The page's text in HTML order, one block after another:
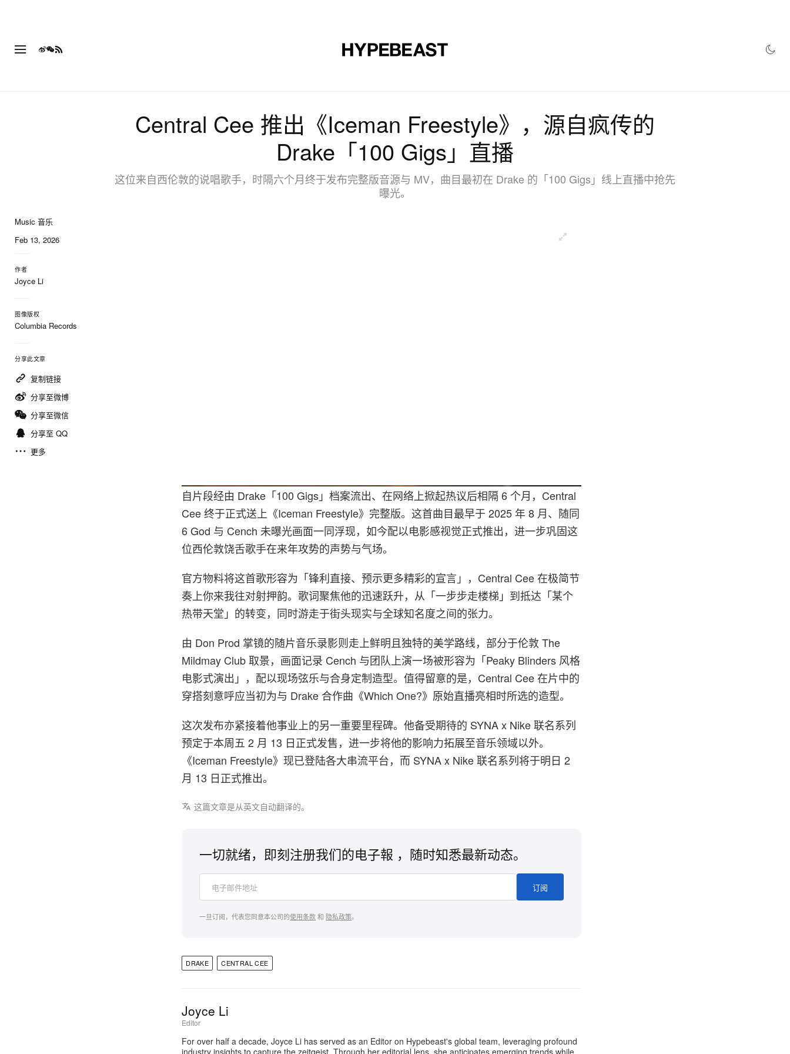
Central Cee 推出《Iceman Freestyle》，源自疯传的
Drake「100 Gigs」直播
这位来自西伦敦的说唱歌手，时隔六个月终于发布完整版音源与 MV，曲目最初在 Drake 的「100 Gigs」线上直播中抢先
曝光。
Music 音乐
Feb 13, 2026
作者
Joyce Li
图像版权
Columbia Records
分享此文章
复制链接
分享至微博
分享至微信
分享至 QQ
更多
自片段经由 Drake「100 Gigs」档案流出、在网络上掀起热议后相隔 6 个月，Central
Cee 终于正式送上《Iceman Freestyle》完整版。这首曲目最早于 2025 年 8 月、随同
6 God 与 Cench 未曝光画面一同浮现，如今配以电影感视觉正式推出，进一步巩固这
位西伦敦饶舌歌手在来年攻势的声势与气场。
官方物料将这首歌形容为「锋利直接、预示更多精彩的宣言」，Central Cee 在极简节
奏上你来我往对射押韵。歌词聚焦他的迅速跃升，从「一步步走楼梯」到抵达「某个
热带天堂」的转变，同时游走于街头现实与全球知名度之间的张力。
由 Don Prod 掌镜的随片音乐录影则走上鲜明且独特的美学路线，部分于伦敦 The
Mildmay Club 取景，画面记录 Cench 与团队上演一场被形容为「Peaky Blinders 风格
电影式演出」，配以现场弦乐与合身定制造型。值得留意的是，Central Cee 在片中的
穿搭刻意呼应当初为与 Drake 合作曲《Which One?》原始直播亮相时所选的造型。
这次发布亦紧接着他事业上的另一重要里程碑。他备受期待的 SYNA x Nike 联名系列
预定于本周五 2 月 13 日正式发售，进一步将他的影响力拓展至音乐领域以外。
《Iceman Freestyle》现已登陆各大串流平台，而 SYNA x Nike 联名系列将于明日 2
月 13 日正式推出。
这篇文章是从英文自动翻译的。
一切就绪，即刻注册我们的电子報 ，随时知悉最新动态。
订阅
一旦订阅，代表您同意本公司的使用条款和 隐私政策。
DRAKE CENTRAL CEE
Joyce Li
Editor
For over half a decade, Joyce Li has served as an Editor on Hypebeast's global team, leveraging profound